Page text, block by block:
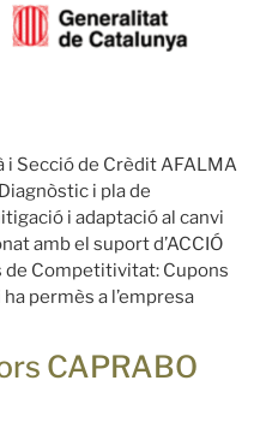
i Secció de Crèdit AFALMA
i pla de
i adaptació al canvi
amb el suport d’ACCIÓ
de Competitivitat: Cupons
permès a l’empresa
CAPRABO